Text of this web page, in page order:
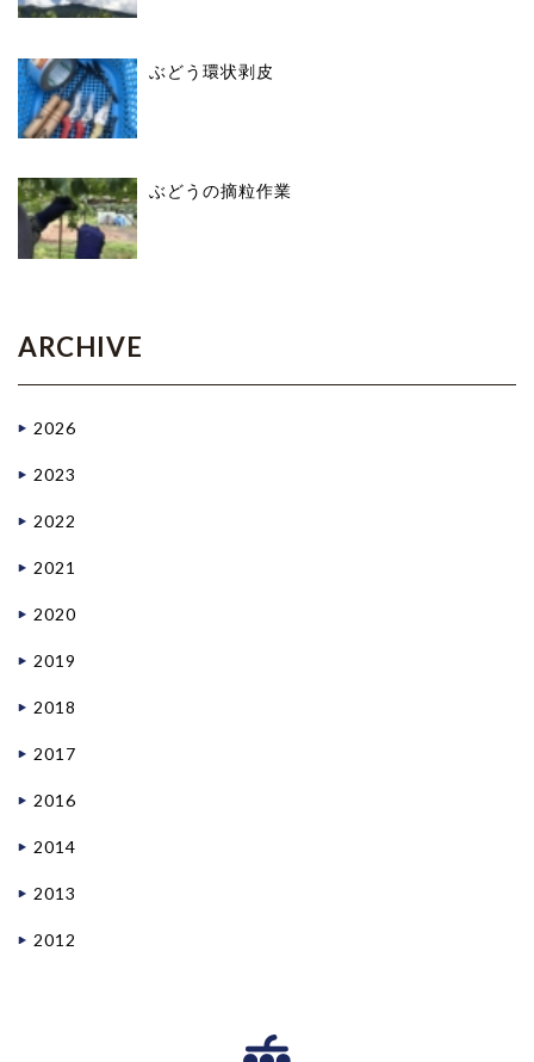
ぶどう環状剥皮
ぶどうの摘粒作業
ARCHIVE
2026
2023
2022
2021
2020
2019
2018
2017
2016
2014
2013
2012